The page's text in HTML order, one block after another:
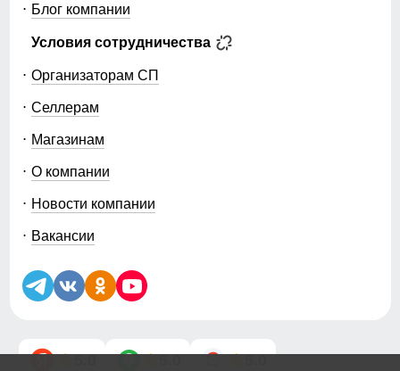
Блог компании
Условия сотрудничества
Организаторам СП
Селлерам
Магазинам
О компании
Новости компании
Вакансии
5.0 5.0 5.0